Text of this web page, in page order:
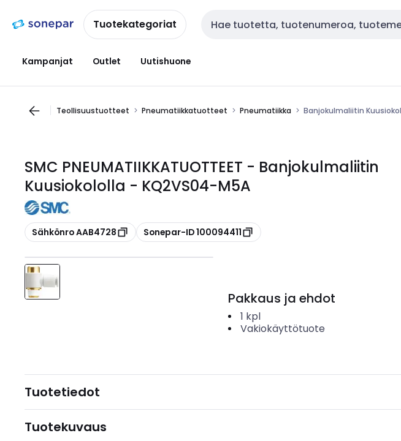
navigointiinsisältöönTuotekategoriat Haku
Kampanjat Outlet Uutishuone
Teollisuustuotteet Pneumatiikkatuotteet Pneumatiikka Banjokulmaliitin
SMC PNEUMATIIKKATUOTTEET - Banjokulmaliitin
Kuusiokololla - KQ2VS04-M5A
Kopioi
Sähkönro AAB4728 Kopioi
Sonepar-ID 100094411
Pakkaus ja ehdot
1 kpl
Vakiokäyttötuote
Tuotetiedot
Tuotekuvaus